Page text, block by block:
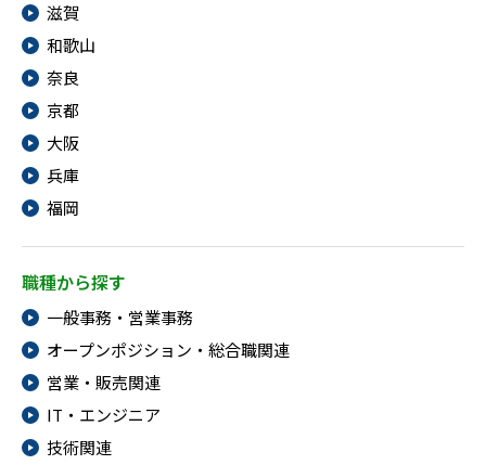
滋賀
和歌山
奈良
京都
大阪
兵庫
福岡
職種から探す
一般事務・営業事務
オープンポジション・総合職関連
営業・販売関連
IT・エンジニア
技術関連